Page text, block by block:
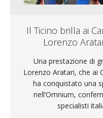
Il Ticino brilla ai
Lorenzo
Una prestazione di
Lorenzo Aratari, che ai
ha conquistato una
nell’Omnium,
specialisti